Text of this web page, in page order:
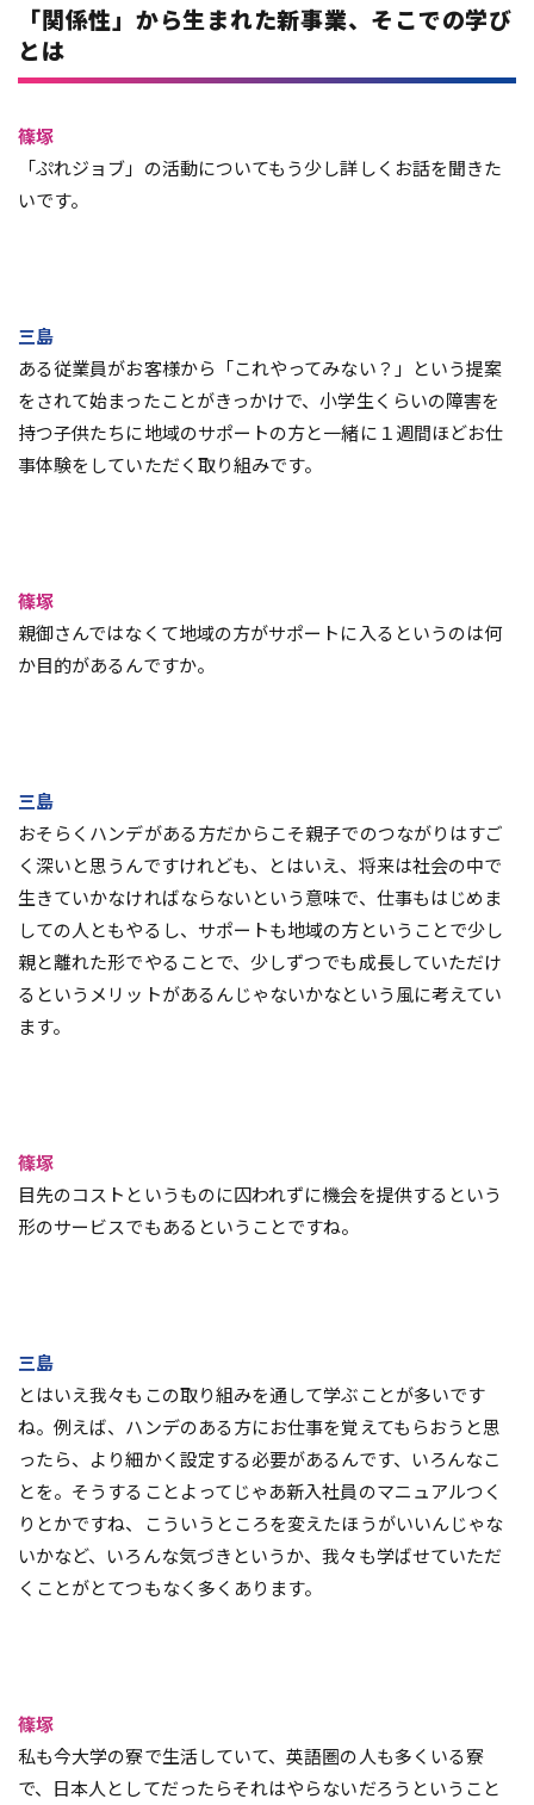
「関係性」から生まれた新事業、そこでの学び
とは
篠塚
「ぷれジョブ」の活動についてもう少し詳しくお話を聞きた
いです。
三島
ある従業員がお客様から「これやってみない？」という提案
をされて始まったことがきっかけで、小学生くらいの障害を
持つ子供たちに地域のサポートの方と一緒に１週間ほどお仕
事体験をしていただく取り組みです。
篠塚
親御さんではなくて地域の方がサポートに入るというのは何
か目的があるんですか。
三島
おそらくハンデがある方だからこそ親子でのつながりはすご
く深いと思うんですけれども、とはいえ、将来は社会の中で
生きていかなければならないという意味で、仕事もはじめま
しての人ともやるし、サポートも地域の方ということで少し
親と離れた形でやることで、少しずつでも成長していただけ
るというメリットがあるんじゃないかなという風に考えてい
ます。
篠塚
目先のコストというものに囚われずに機会を提供するという
形のサービスでもあるということですね。
三島
とはいえ我々もこの取り組みを通して学ぶことが多いです
ね。例えば、ハンデのある方にお仕事を覚えてもらおうと思
ったら、より細かく設定する必要があるんです、いろんなこ
とを。そうすることよってじゃあ新入社員のマニュアルつく
りとかですね、こういうところを変えたほうがいいんじゃな
いかなど、いろんな気づきというか、我々も学ばせていただ
くことがとてつもなく多くあります。
篠塚
私も今大学の寮で生活していて、英語圏の人も多くいる寮
で、日本人としてだったらそれはやらないだろうということ